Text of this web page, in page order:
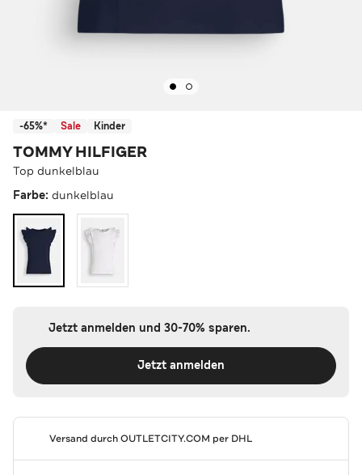
-65%* Sale Kinder
TOMMY HILFIGER
Top dunkelblau
Farbe: dunkelblau
Jetzt anmelden und 30-70% sparen.
Jetzt anmelden
Versand durchOUTLETCITY.COM per DHL